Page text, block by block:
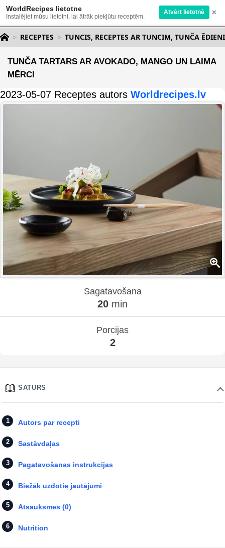
WorldRecipes lietotne
Instalējiet mūsu lietotni, lai ātrāk piekļūtu receptēm.
Atvērt lietotnē ×
RECEPTES TUNCIS, RECEPTES AR TUNCIM, TUNČA ĒDIENI
TUNČA TARTARS AR AVOKADO, MANGO UN LAIMA
MĒRCI
2023-05-07 Receptes autors Worldrecipes.lv
Sagatavošana
20 min
Porcijas
2
SATURS
Autors par recepti
Sastāvdaļas
Pagatavošanas instrukcijas
Biežāk uzdotie jautājumi
Atsauksmes (0)
Nutrition